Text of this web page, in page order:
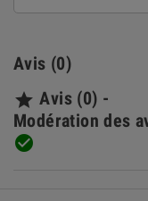
Avis (0)
 Avis (0) -
Modération des
